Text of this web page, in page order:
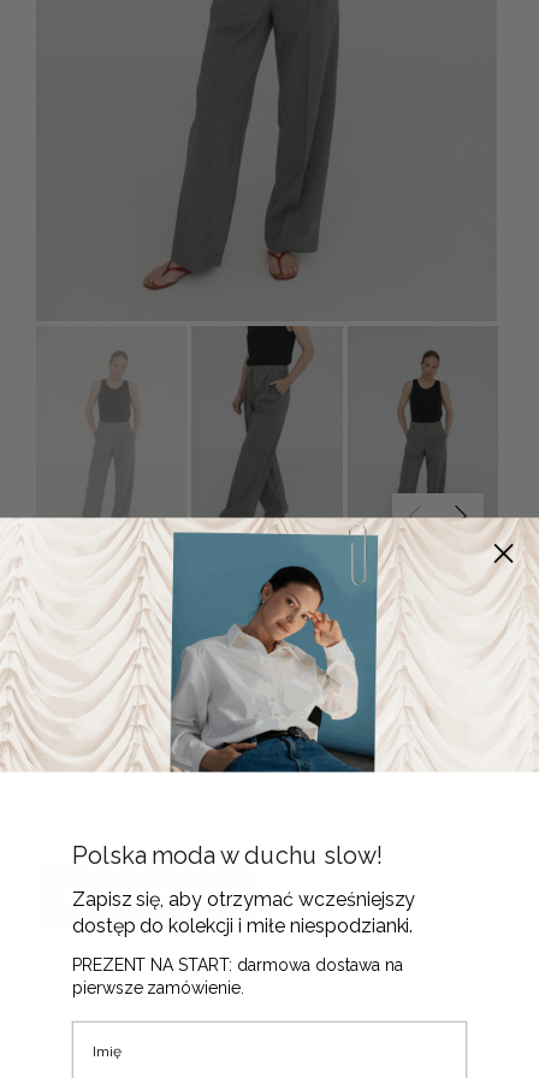
Szare spodnie Kultowe • Wełna
Deadstock •
(1opinia klienta)
615zł
DODAJ DO KOSZYKA
OPIS OPINIE (1) TABELA WYMIARÓW
Polska moda w duchu slow!
Zapisz się, aby otrzymać wcześniejszy
dostęp do kolekcji i miłe niespodzianki.
PREZENT NA START: darmowa dostawa na
pierwsze zamówienie.
Imię